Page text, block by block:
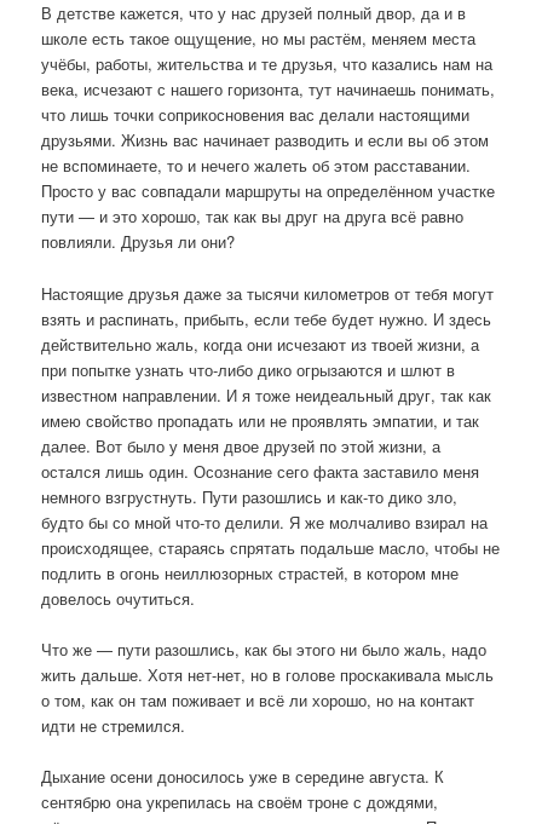
В детстве кажется, что у нас друзей полный двор, да и в
школе есть такое ощущение, но мы растём, меняем места
учёбы, работы, жительства и те друзья, что казались нам на
века, исчезают с нашего горизонта, тут начинаешь понимать,
что лишь точки соприкосновения вас делали настоящими
друзьями. Жизнь вас начинает разводить и если вы об этом
не вспоминаете, то и нечего жалеть об этом расставании.
Просто у вас совпадали маршруты на определённом участке
пути — и это хорошо, так как вы друг на друга всё равно
повлияли. Друзья ли они?
Настоящие друзья даже за тысячи километров от тебя могут
взять и распинать, прибыть, если тебе будет нужно. И здесь
действительно жаль, когда они исчезают из твоей жизни, а
при попытке узнать что-либо дико огрызаются и шлют в
известном направлении. И я тоже неидеальный друг, так как
имею свойство пропадать или не проявлять эмпатии, и так
далее. Вот было у меня двое друзей по этой жизни, а
остался лишь один. Осознание сего факта заставило меня
немного взгрустнуть. Пути разошлись и как-то дико зло,
будто бы со мной что-то делили. Я же молчаливо взирал на
происходящее, стараясь спрятать подальше масло, чтобы не
подлить в огонь неиллюзорных страстей, в котором мне
довелось очутиться.
Что же — пути разошлись, как бы этого ни было жаль, надо
жить дальше. Хотя нет-нет, но в голове проскакивала мысль
о том, как он там поживает и всё ли хорошо, но на контакт
идти не стремился.
Дыхание осени доносилось уже в середине августа. К
сентябрю она укрепилась на своём троне с дождями,